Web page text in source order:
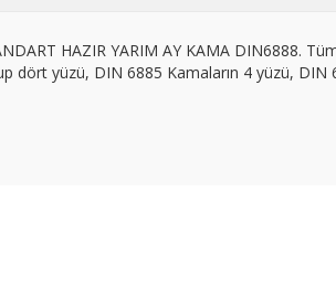
HAZIR YARIM AY KAMA DIN6888.
dört yüzü, DIN 6885 Kamaların 4 yüzü, DIN